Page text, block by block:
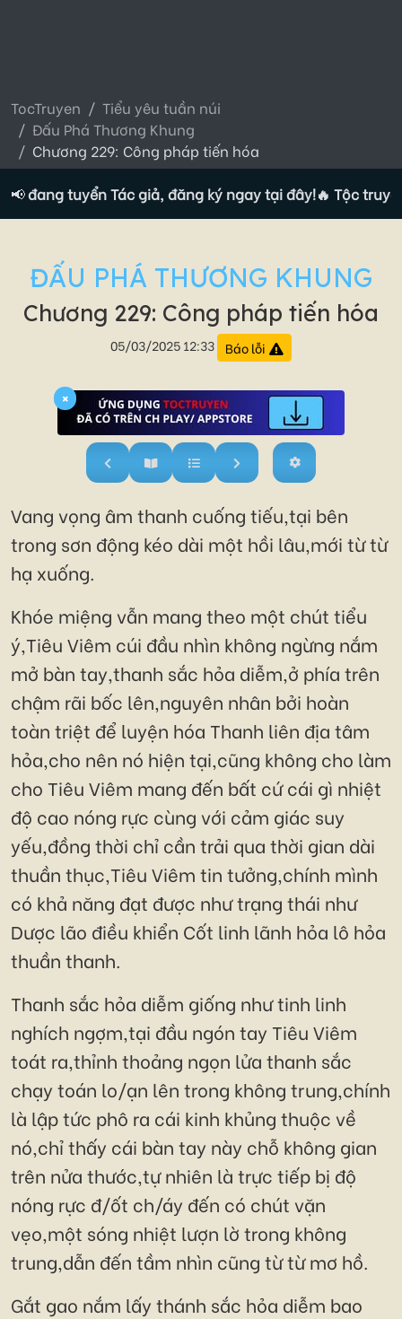
TocTruyen
Tiểu yêu tuần núi
Đấu Phá Thương Khung
Chương 229: Công pháp tiến hóa
📢
đang tuyển Tác giả, đăng ký ngay tại đây!🔥 Tộc truyện
ĐẤU PHÁ THƯƠNG KHUNG
Chương 229: Công pháp tiến hóa
05/03/2025 12:33 Báo lỗi
×
Vang vọng âm thanh cuống tiếu,tại bên
trong sơn động kéo dài một hồi lâu,mới từ từ
hạ xuống.
Khóe miệng vẫn mang theo một chút tiểu
ý,Tiêu Viêm cúi đầu nhìn không ngừng nắm
mở bàn tay,thanh sắc hỏa diễm,ở phía trên
chậm rãi bốc lên,nguyên nhân bởi hoàn
toàn triệt để luyện hóa Thanh liên địa tâm
hỏa,cho nên nó hiện tại,cũng không cho làm
cho Tiêu Viêm mang đến bất cứ cái gì nhiệt
độ cao nóng rực cùng với cảm giác suy
yếu,đồng thời chỉ cần trải qua thời gian dài
thuần thục,Tiêu Viêm tin tưởng,chính mình
có khả năng đạt được như trạng thái như
Dược lão điều khiển Cốt linh lãnh hỏa lô hỏa
thuần thanh.
Thanh sắc hỏa diễm giống như tinh linh
nghích ngợm,tại đầu ngón tay Tiêu Viêm
toát ra,thỉnh thoảng ngọn lửa thanh sắc
chạy toán lo/ạn lên trong không trung,chính
là lập tức phô ra cái kinh khủng thuộc về
nó,chỉ thấy cái bàn tay này chỗ không gian
trên nửa thước,tự nhiên là trực tiếp bị độ
nóng rực đ/ốt ch/áy đến có chút vặn
vẹo,một sóng nhiệt lượn lờ trong không
trung,dẫn đến tầm nhìn cũng từ từ mơ hồ.
Gắt gao nắm lấy thánh sắc hỏa diễm bao